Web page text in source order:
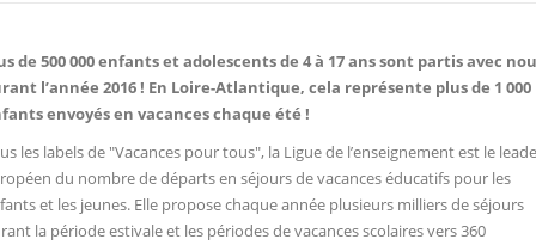
de 500 000 enfants et adolescents de 4 à 17 ans sont partis avec
l’année 2016 ! En Loire-Atlantique, cela représente plus de 1 000
envoyés en vacances chaque été !
les labels de "Vacances pour tous", la Ligue de l’enseignement est le
du nombre de départs en séjours de vacances éducatifs pour les
et les jeunes. Elle propose chaque année plusieurs milliers de séjours
la période estivale et les périodes de vacances scolaires vers 360